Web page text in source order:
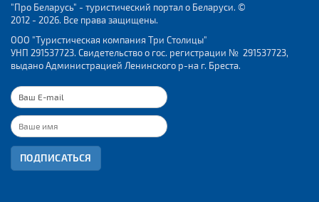
"Про Беларусь" - туристический портал о Беларуси. ©
2012 - 2026. Все права защищены.
ООО "Туристическая компания Три Столицы"
УНП 291537723. Свидетельство о гос. регистрации № 291537723,
выдано Администрацией Ленинского р-на г. Бреста.
ПОДПИСАТЬСЯ